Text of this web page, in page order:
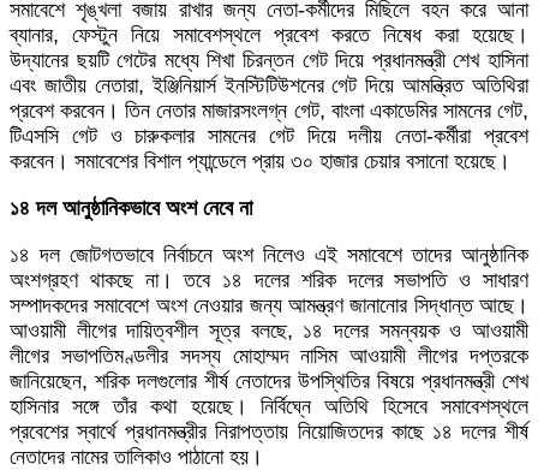
সমাবেশে শৃঙ্খলা বজায় রাখার জন্য নেতা-কর্মীদের মিছিলে বহন করে আনা
ব্যানার, ফেস্টুন নিয়ে সমাবেশস্থলে প্রবেশ করতে নিষেধ করা হয়েছে।
উদ্যানের ছয়টি গেটের মধ্যে শিখা চিরন্তন গেট দিয়ে প্রধানমন্ত্রী শেখ হাসিনা
এবং জাতীয় নেতারা, ইঞ্জিনিয়ার্স ইনস্টিটিউশনের গেট দিয়ে আমন্ত্রিত অতিথিরা
প্রবেশ করবেন। তিন নেতার মাজারসংলগ্ন গেট, বাংলা একাডেমির সামনের গেট,
টিএসসি গেট ও চারুকলার সামনের গেট দিয়ে দলীয় নেতা-কর্মীরা প্রবেশ
করবেন। সমাবেশের বিশাল প্যান্ডেলে প্রায় ৩০ হাজার চেয়ার বসানো হয়েছে।
১৪ দল আনুষ্ঠানিকভাবে অংশ নেবে না
১৪ দল জোটগতভাবে নির্বাচনে অংশ নিলেও এই সমাবেশে তাদের আনুষ্ঠানিক
অংশগ্রহণ থাকছে না। তবে ১৪ দলের শরিক দলের সভাপতি ও সাধারণ
সম্পাদকদের সমাবেশে অংশ নেওয়ার জন্য আমন্ত্রণ জানানোর সিদ্ধান্ত আছে।
আওয়ামী লীগের দায়িত্বশীল সূত্র বলছে, ১৪ দলের সমন্বয়ক ও আওয়ামী
লীগের সভাপতিমণ্ডলীর সদস্য মোহাম্মদ নাসিম আওয়ামী লীগের দপ্তরকে
জানিয়েছেন, শরিক দলগুলোর শীর্ষ নেতাদের উপস্থিতির বিষয়ে প্রধানমন্ত্রী শেখ
হাসিনার সঙ্গে তাঁর কথা হয়েছে। নির্বিঘ্নে অতিথি হিসেবে সমাবেশস্থলে
প্রবেশের স্বার্থে প্রধানমন্ত্রীর নিরাপত্তায় নিয়োজিতদের কাছে ১৪ দলের শীর্ষ
নেতাদের নামের তালিকাও পাঠানো হয়।